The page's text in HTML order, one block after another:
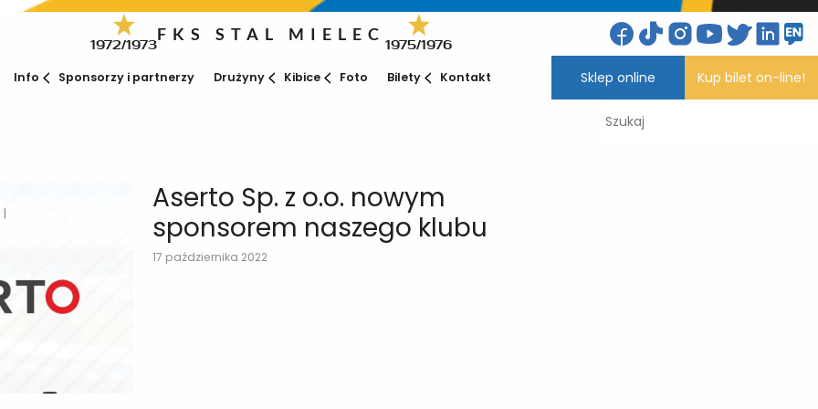
1972/1973
FKS STAL MIELEC
1975/1976
Info Sponsorzy i partnerzy Drużyny Kibice Foto Bilety Kontakt Sklep online Kup bilet on-line!
Aserto Sp. z o.o. nowym
sponsorem naszego klubu
17 października 2022